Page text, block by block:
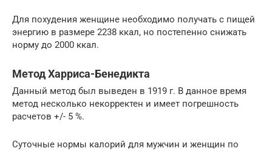
Для похудения женщине необходимо получать с пищей
энергию в размере 2238 ккал, но постепенно снижать
норму до 2000 ккал.
Метод Харриса-Бенедикта
Данный метод был выведен в 1919 г. В данное время
метод несколько некорректен и имеет погрешность
расчетов +/- 5 %.
Суточные нормы калорий для мужчин и женщин по